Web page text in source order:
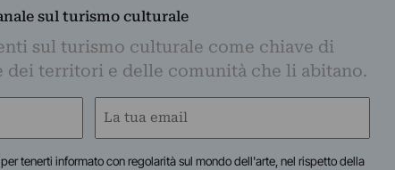
sul turismo culturale
sul turismo culturale come chiave di
dei territori e delle comunità che li abitano.
Email
tenerti informato con regolarità sul mondo dell'arte, nel rispetto della